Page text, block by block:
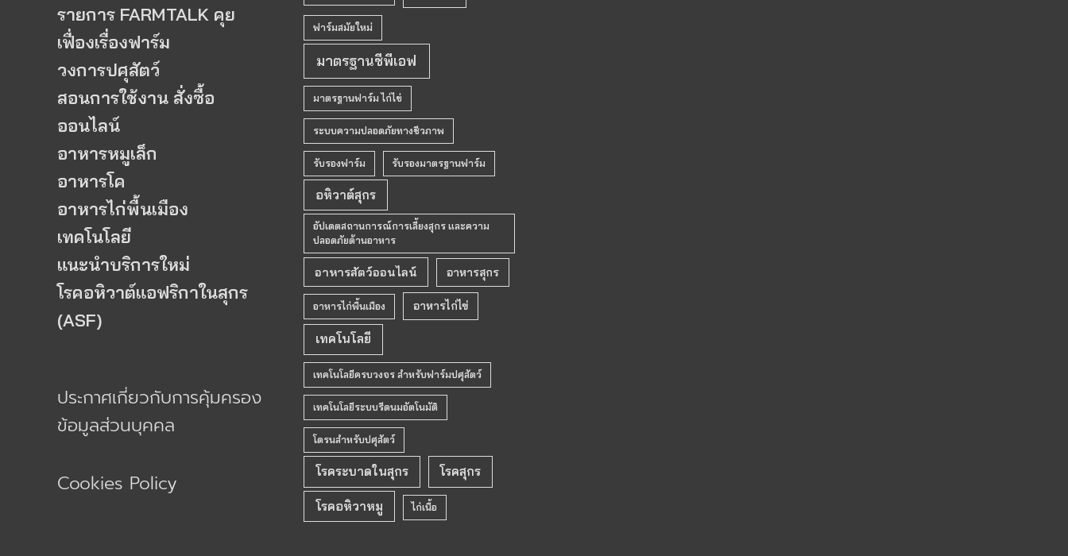
รายการ FARMTALK คุย
เฟื่องเรื่องฟาร์ม
วงการปศุสัตว์
สอนการใช้งาน สั่งซื้อ
ออนไลน์
อาหารหมูเล็ก
อาหารโค
อาหารไก่พื้นเมือง
เทคโนโลยี
แนะนำบริการใหม่
โรคอหิวาต์แอฟริกาในสุกร
(ASF)
ประกาศเกี่ยวกับการคุ้มครอง
ข้อมูลส่วนบุคคล
Cookies Policy
ฟาร์มสมัยใหม่
มาตรฐานซีพีเอฟ
มาตรฐานฟาร์ม ไก่ไข่
ระบบความปลอดภัยทางชีวภาพ
รับรองฟาร์ม รับรองมาตรฐานฟาร์ม
อหิวาต์สุกร
อัปเดตสถานการณ์การเลี้ยงสุกร และความ
ปลอดภัยด้านอาหาร
อาหารสัตว์ออนไลน์ อาหารสุกร
อาหารไก่พื้นเมือง อาหารไก่ไข่
เทคโนโลยี
เทคโนโลยีครบวงจร สำหรับฟาร์มปศุสัตว์
เทคโนโลยีระบบรีดนมอัตโนมัติ
โดรนสำหรับปศุสัตว์
โรคระบาดในสุกร โรคสุกร
โรคอหิวาหมู ไก่เนื้อ